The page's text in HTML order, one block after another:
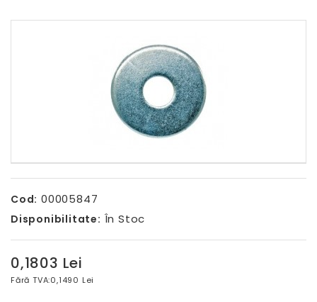
Cod: 00005847
Disponibilitate: În Stoc
0,1803 Lei
Fără TVA:0,1490 Lei